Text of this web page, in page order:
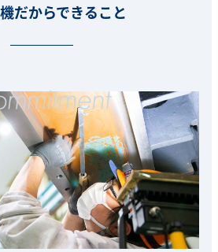
だからできること